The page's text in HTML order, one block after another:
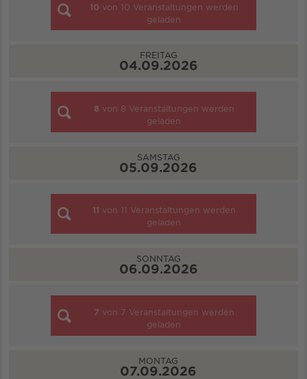
10 von 10 Veranstaltungen werden
geladen
FREITAG
04.09.2026
8 von 8 Veranstaltungen werden
geladen
SAMSTAG
05.09.2026
11 von 11 Veranstaltungen werden
geladen
SONNTAG
06.09.2026
7 von 7 Veranstaltungen werden
geladen
MONTAG
07.09.2026